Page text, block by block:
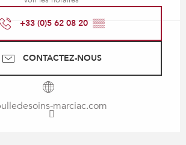
+33 (0)5 62 08 20 ▒▒
CONTACTEZ-NOUS
marciac.com